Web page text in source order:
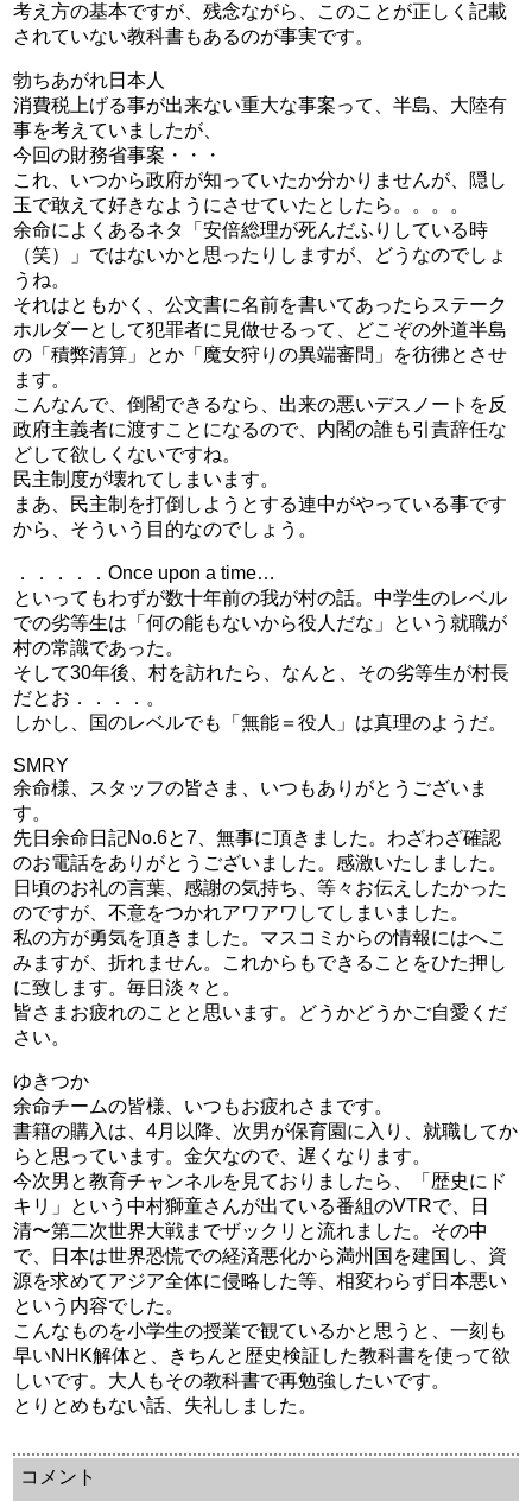
考え方の基本ですが、残念ながら、このことが正しく記載
されていない教科書もあるのが事実です。
勃ちあがれ日本人
消費税上げる事が出来ない重大な事案って、半島、大陸有
事を考えていましたが、
今回の財務省事案・・・
これ、いつから政府が知っていたか分かりませんが、隠し
玉で敢えて好きなようにさせていたとしたら。。。。
余命によくあるネタ「安倍総理が死んだふりしている時
（笑）」ではないかと思ったりしますが、どうなのでしょ
うね。
それはともかく、公文書に名前を書いてあったらステーク
ホルダーとして犯罪者に見做せるって、どこぞの外道半島
の「積弊清算」とか「魔女狩りの異端審問」を彷彿とさせ
ます。
こんなんで、倒閣できるなら、出来の悪いデスノートを反
政府主義者に渡すことになるので、内閣の誰も引責辞任な
どして欲しくないですね。
民主制度が壊れてしまいます。
まあ、民主制を打倒しようとする連中がやっている事です
から、そういう目的なのでしょう。
．．．．．Once upon a time…
といってもわずが数十年前の我が村の話。中学生のレベル
での劣等生は「何の能もないから役人だな」という就職が
村の常識であった。
そして30年後、村を訪れたら、なんと、その劣等生が村長
だとお．．．．。
しかし、国のレベルでも「無能＝役人」は真理のようだ。
SMRY
余命様、スタッフの皆さま、いつもありがとうございま
す。
先日余命日記No.6と7、無事に頂きました。わざわざ確認
のお電話をありがとうございました。感激いたしました。
日頃のお礼の言葉、感謝の気持ち、等々お伝えしたかった
のですが、不意をつかれアワアワしてしまいました。
私の方が勇気を頂きました。マスコミからの情報にはへこ
みますが、折れません。これからもできることをひた押し
に致します。毎日淡々と。
皆さまお疲れのことと思います。どうかどうかご自愛くだ
さい。
ゆきつか
余命チームの皆様、いつもお疲れさまです。
書籍の購入は、4月以降、次男が保育園に入り、就職してか
らと思っています。金欠なので、遅くなります。
今次男と教育チャンネルを見ておりましたら、「歴史にド
キリ」という中村獅童さんが出ている番組のVTRで、日
清〜第二次世界大戦までザックリと流れました。その中
で、日本は世界恐慌での経済悪化から満州国を建国し、資
源を求めてアジア全体に侵略した等、相変わらず日本悪い
という内容でした。
こんなものを小学生の授業で観ているかと思うと、一刻も
早いNHK解体と、きちんと歴史検証した教科書を使って欲
しいです。大人もその教科書で再勉強したいです。
とりとめもない話、失礼しました。
コメント